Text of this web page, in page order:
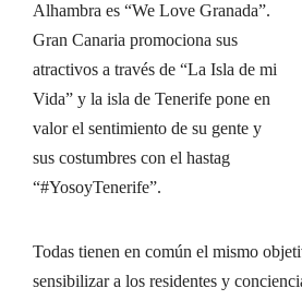
Alhambra es “We Love Granada”.
Gran Canaria promociona sus
atractivos a través de “La Isla de mi
Vida” y la isla de Tenerife pone en
valor el sentimiento de su gente y
sus costumbres con el hastag
“#YosoyTenerife”.
Todas tienen en común el mismo
sensibilizar a los residentes y